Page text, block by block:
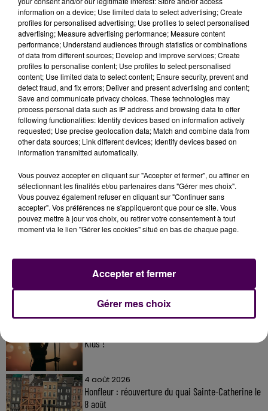
C’estla deuxième fois en deux ans qu’une femme
entraîneur s’imposedans le"Grand steeple-
chase de Paris": l’année dernière,"Carriacou"avait
gagné ce grand prix, grâce au travail d’Isabelle
Pacault qui a chaleureusement félicité sa consœur au
moment de lui succéder sur le podium.
À LA UNE
31 juillet 2026
Gagnez vos entrées à Terra Botanica !
11 juillet 2026
Kids !
4 août 2026
Honfleur : réouverture du quai Sainte-Catherine le
8 août
information on a device; Use limited data to select advertising; Create
profiles for personalised advertising; Use profiles to select personalised
advertising; Measure advertising performance; Measure content
performance; Understand audiences through statistics or combinations
of data from different sources; Develop and improve services; Create
profiles to personalise content; Use profiles to select personalised
content; Use limited data to select content; Ensure security, prevent and
detect fraud, and fix errors; Deliver and present advertising and content;
Save and communicate privacy choices. These technologies may
process personal data such as IP address and browsing data to offer
following functionalities: Identify devices based on information actively
requested; Use precise geolocation data; Match and combine data from
other data sources; Link different devices; Identify devices based on
information transmitted automatically.
Vous pouvez accepter en cliquant sur "Accepter et fermer", ou affiner en
sélectionnant les finalités et/ou partenaires dans "Gérer mes choix".
Vous pouvez également refuser en cliquant sur "Continuer sans
accepter". Vos préférences ne s'appliqueront que pour ce site. Vous
pouvez mettre à jour vos choix, ou retirer votre consentement à tout
moment via le lien "Gérer les cookies" situé en bas de chaque page.
Gérer mes choix
Accepter et fermer